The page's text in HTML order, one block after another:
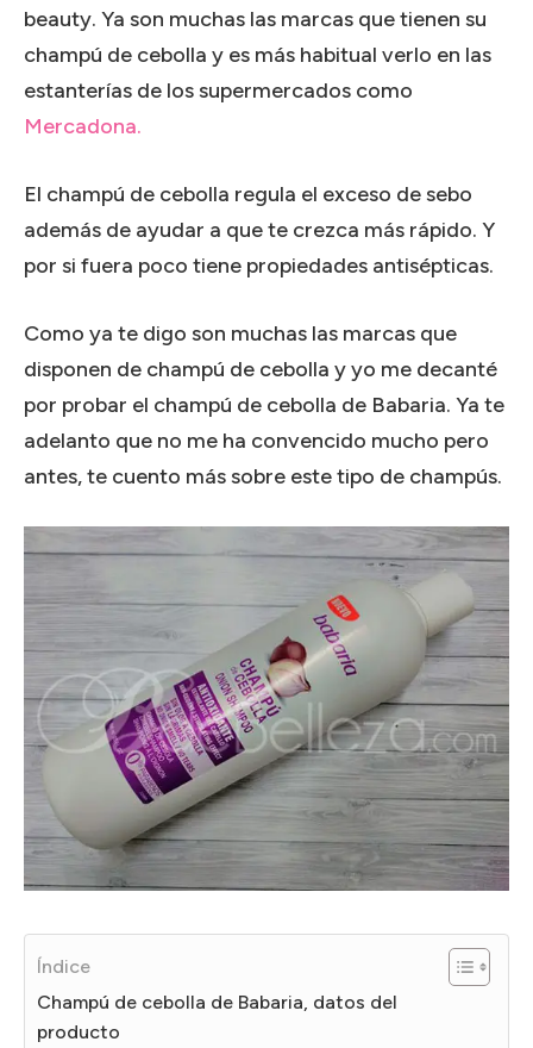
beauty. Ya son muchas las marcas que tienen su
champú de cebolla y es más habitual verlo en las
estanterías de los supermercados como
Mercadona.
El champú de cebolla regula el exceso de sebo
además de ayudar a que te crezca más rápido. Y
por si fuera poco tiene propiedades antisépticas.
Como ya te digo son muchas las marcas que
disponen de champú de cebolla y yo me decanté
por probar el champú de cebolla de Babaria. Ya te
adelanto que no me ha convencido mucho pero
antes, te cuento más sobre este tipo de champús.
Índice
Champú de cebolla de Babaria, datos del
producto